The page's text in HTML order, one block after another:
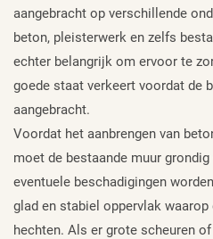
aangebracht op verschillende
beton, pleisterwerk en zelfs
echter belangrijk om ervoor te
goede staat verkeert voordat de
aangebracht.
Voordat het aanbrengen van
moet de bestaande muur
eventuele beschadigingen
glad en stabiel oppervlak
hechten. Als er grote scheuren